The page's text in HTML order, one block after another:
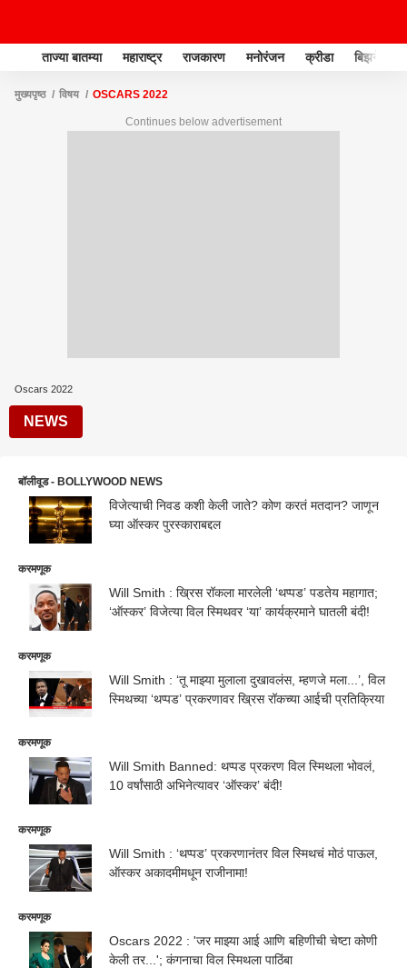
ताज्या बातम्या महाराष्ट्र राजकारण मनोरंजन क्रीडा बिझनेस
मुख्यपृष्ठ विषय OSCARS 2022
Continues below advertisement
Oscars 2022
NEWS
बॉलीवूड - BOLLYWOOD NEWS
विजेत्याची निवड कशी केली जाते? कोण करतं मतदान? जाणून
घ्या ऑस्कर पुरस्काराबद्दल
करमणूक
Will Smith : ख्रिस रॉकला मारलेली ‘थप्पड’ पडतेय महागात;
‘ऑस्कर’ विजेत्या विल स्मिथवर ‘या’ कार्यक्रमाने घातली बंदी!
करमणूक
Will Smith : ‘तू माझ्या मुलाला दुखावलंस, म्हणजे मला...’, विल
स्मिथच्या ‘थप्पड’ प्रकरणावर ख्रिस रॉकच्या आईची प्रतिक्रिया
करमणूक
Will Smith Banned: थप्पड प्रकरण विल स्मिथला भोवलं,
10 वर्षांसाठी अभिनेत्यावर ‘ऑस्कर’ बंदी!
करमणूक
Will Smith : ‘थप्पड’ प्रकरणानंतर विल स्मिथचं मोठं पाऊल,
ऑस्कर अकादमीमधून राजीनामा!
करमणूक
Oscars 2022 : 'जर माझ्या आई आणि बहिणीची चेष्टा कोणी
केली तर...'; कंगनाचा विल स्मिथला पाठिंबा